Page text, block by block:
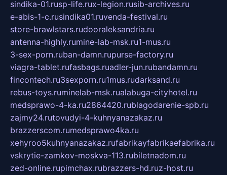
sindika-01.rusp-life.rux-legion.rusib-archives.ru
e-abis-1-c.rusindika01.ruvenda-festival.ru
store-brawlstars.rudooraleksandria.ru
antenna-highly.rumine-lab-msk.ru1-mus.ru
3-sex-porn.ruban-damn.rupurse-factory.ru
viagra-tablet.rufasbags.ruadler-jun.rubandamn.ru
fincontech.ru3sexporn.ru1mus.rudarksand.ru
rebus-toys.ruminelab-msk.rualabuga-cityhotel.ru
medsprawo-4-ka.ru2864420.rublagodarenie-spb.ru
zajmy24.rutovudyi-4-kuhnyanazakaz.ru
brazzerscom.rumedsprawo4ka.ru
xehyroo5kuhnyanazakaz.rufabrikayfabrikaefabrika.ru
vskrytie-zamkov-moskva-113.rubiletnadom.ru
zed-online.rupimchax.rubrazzers-hd.ruz-host.ru